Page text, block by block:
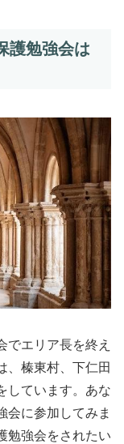
護勉強会は
でエリア長を終え
、榛東村、下仁田
しています。あな
会に参加してみま
勉強会をされたい